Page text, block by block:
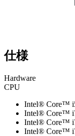
仕様
Hardware
CPU
Intel® Core™
Intel® Core™
Intel® Core™
Intel® Core™